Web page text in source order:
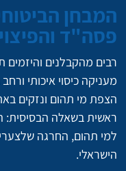
המבחן
פסה"ד
רבים מהקבלנים
מעניקה כיסוי איכותי
הצפת מי תהום ונזקים
ראשית בשאלה הבסיסית:
למי תהום, החרגה
הישראלי.